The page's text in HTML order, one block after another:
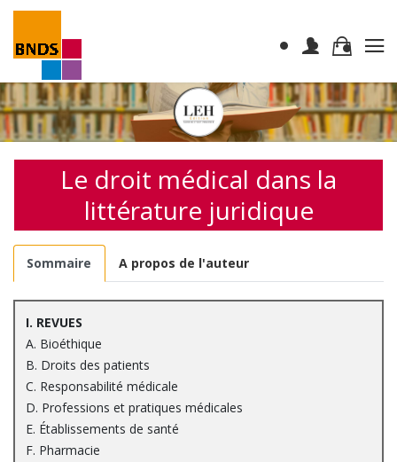
Le droit médical dans la
littérature juridique
Sommaire A propos de l'auteur
I. REVUES
A. Bioéthique
B. Droits des patients
C. Responsabilité médicale
D. Professions et pratiques médicales
E. Établissements de santé
F. Pharmacie